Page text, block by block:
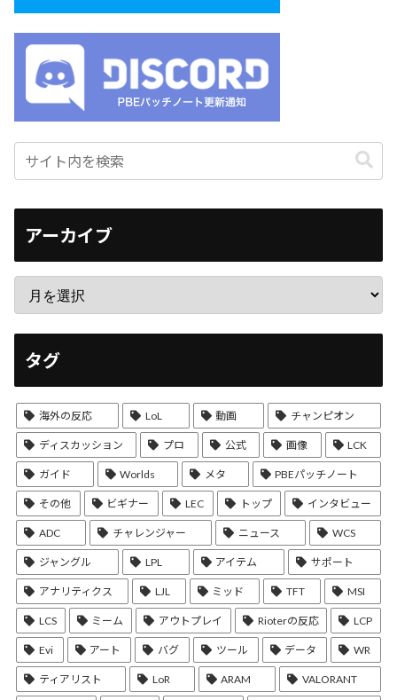
アーカイブ
タグ
海外の反応 LoL 動画 チャンピオン
ディスカッション プロ 公式 画像 LCK
ガイド Worlds メタ PBEパッチノート
その他 ビギナー LEC トップ インタビュー
ADC チャレンジャー ニュース WCS
ジャングル LPL アイテム サポート
アナリティクス LJL ミッド TFT MSI
LCS ミーム アウトプレイ Rioterの反応 LCP
Evi アート バグ ツール データ WR
ティアリスト LoR ARAM VALORANT